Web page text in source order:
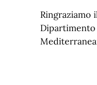
Ringraziamo
Dipartimento